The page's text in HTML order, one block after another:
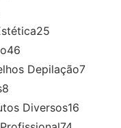
25
46
Depilação7
8
Diversos16